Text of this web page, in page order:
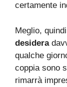
certamente
Meglio,
desidera
qualche
coppia sono
rimarrà